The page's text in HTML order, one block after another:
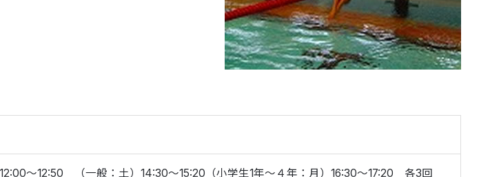
～12:50 （一般：土）14:30～15:20（小学生1年～４年：月）16:30～17:20 各3回